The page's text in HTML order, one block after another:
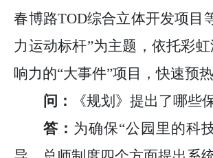
春博路TOD综合立体开发项目
力运动标杆”为主题，依托彩
响力的“大事件”项目，快速预
问：
《规划》提出了哪些
答： 为确保“公园里的科